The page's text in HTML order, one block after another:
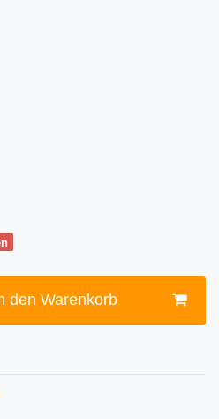
den Warenkorb